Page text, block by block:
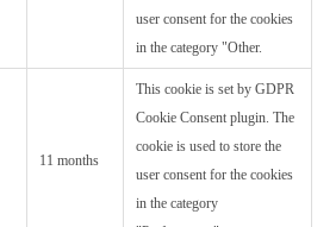
user consent for the cookies
in the category "Other.
11 months
This cookie is set by GDPR
Cookie Consent plugin. The
cookie is used to store the
user consent for the cookies
in the category